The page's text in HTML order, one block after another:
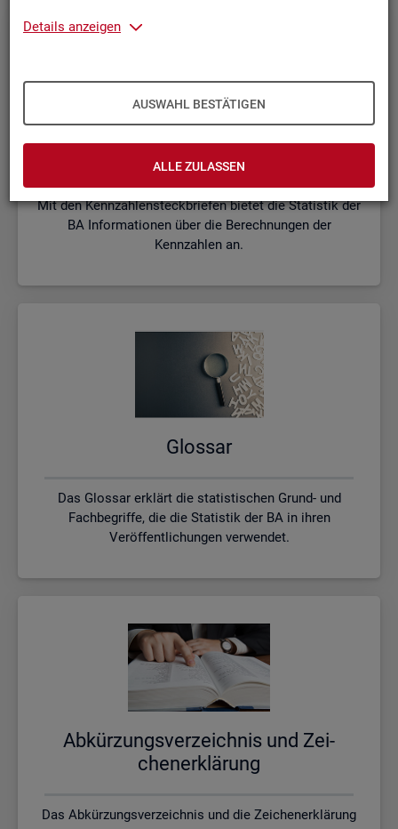
Details anzeigen
AUSWAHL BESTÄTIGEN
ALLE ZULASSEN
Mit den Kennzahlensteckbriefen bietet die Statistik der
BA Informationen über die Berechnungen der
Kennzahlen an.
Glos­sar
Das Glossar erklärt die statistischen Grund- und
Fachbegriffe, die die Statistik der BA in ihren
Veröffentlichungen verwendet.
Ab­kür­zungs­ver­zeich­nis und Zei­
chen­er­klä­rung
Das Abkürzungsverzeichnis und die Zeichenerklärung